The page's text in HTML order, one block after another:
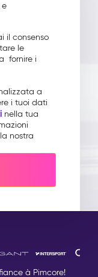
e
il consenso
le
fornire i
a
i tuoi dati
nella tua
nostra
à Pimcore!